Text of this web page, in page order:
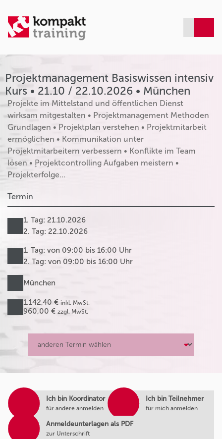
Projektmanagement Basiswissen intensiv
Kurs • 21.10 / 22.10.2026 • München
Projekte im Mittelstand und öffentlichen Dienst
wirksam mitgestalten • Projektmanagement Methoden
Grundlagen • Projektplan verstehen • Projektmitarbeit
ermöglichen • Kommunikation unter
Projektmitarbeitern verbessern • Konflikte im Team
lösen • ׇProjektcontrolling Aufgaben meistern •
Projekterfolge...
Termin
1. Tag: 21.10.2026
2. Tag: 22.10.2026
1. Tag: von 09:00 bis 16:00 Uhr
2. Tag: von 09:00 bis 16:00 Uhr
München
1.142,40 € inkl. MwSt.
960,00 € zzgl. MwSt.
Ich bin Koordinator
für andere anmelden
Ich bin Teilnehmer
für mich anmelden
Anmeldeunterlagen als PDF
zur Unterschrift